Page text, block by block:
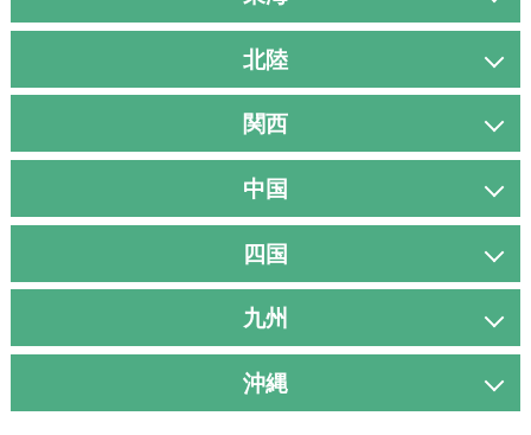
北陸
関西
中国
四国
九州
沖縄